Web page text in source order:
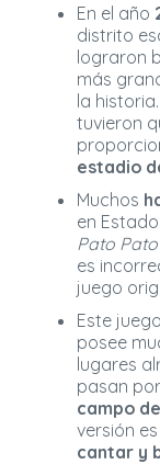
En el año
distrito
lograron
más
la
tuvieron
estadio
Muchos
en
Pato
es
juego
Este
posee
lugares
pasan por
campo
versión
cantar y